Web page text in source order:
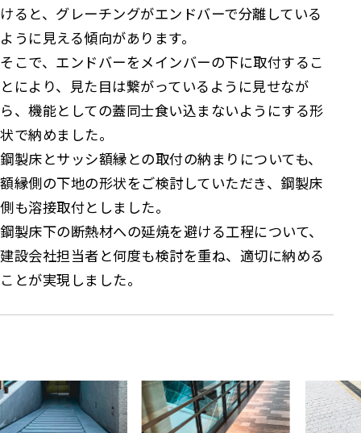
けると、グレーチングがエンドバーで分離している
ように見える傾向があります。
そこで、エンドバーをメインバーの下に取付するこ
とにより、見た目は繋がっているように見せなが
ら、機能としての蓋同士食い込まないようにする形
状で納めました。
鋼製床とサッシ額縁との取付の納まりについても、
額縁側の下地の形状をご検討していただき、鋼製床
側も溶接取付としました。
鋼製床下の断熱材への延焼を避ける工程について、
建設会社担当者と何度も検討を重ね、適切に納める
ことが実現しました。